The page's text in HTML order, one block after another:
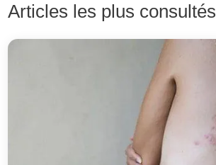
Articles les plus consultés